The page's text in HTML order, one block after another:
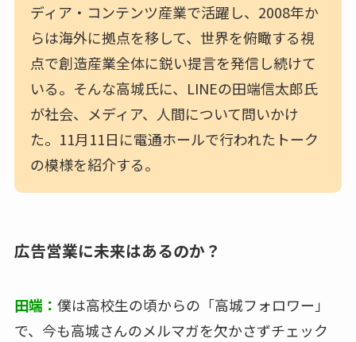
ディア・コンテンツ産業で活躍し、2008年か
らは海外に拠点を移して、世界を俯瞰する視
点で創造産業全体に鋭い提言を発信し続けて
いる。そんな高城氏に、LINEの田端信太郎氏
が社会、メディア、人間について問いかけ
た。11月11日に電通ホールで行われたトーク
の模様を紹介する。
広告営業に未来はあるのか？
田端： 僕は高校生の頃からの「高城フォロワー」
で、今も高城さんのメルマガを欠かさずチェック